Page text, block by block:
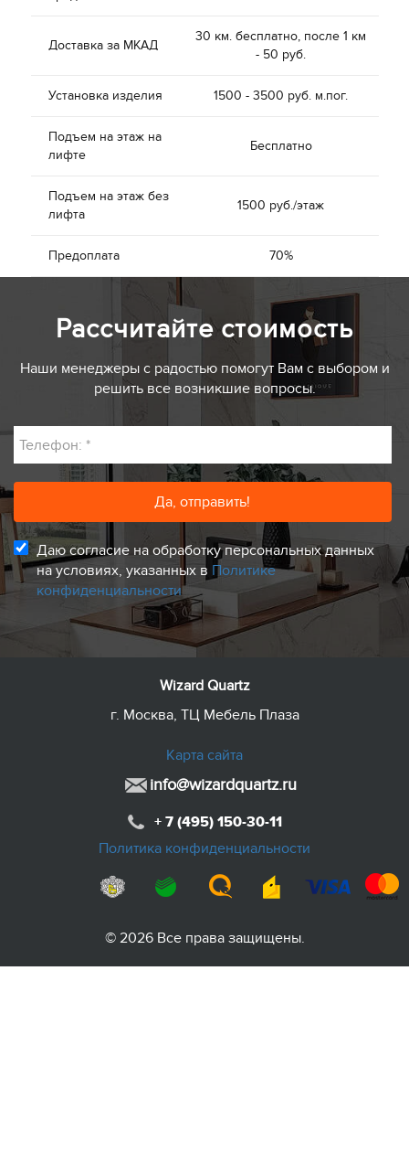
Доставка за МКАД
30 км. бесплатно, после 1 км
- 50 руб.
Установка изделия 1500 - 3500 руб. м.пог.
Подъем на этаж на
лифте
Бесплатно
Подъем на этаж без
лифта
1500 руб./этаж
Предоплата 70%
Рассчитайте стоимость
Наши менеджеры с радостью помогут Вам с выбором и
решить все возникшие вопросы.
Телефон: *
Даю согласие на обработку персональных данных
на условиях, указанных в Политике
конфиденциальности
Wizard Quartz
г. Москва, ТЦ Мебель Плаза
Карта сайта
info@wizardquartz.ru
+ 7 (495) 150-30-11
Политика конфиденциальности
© 2026 Все права защищены.